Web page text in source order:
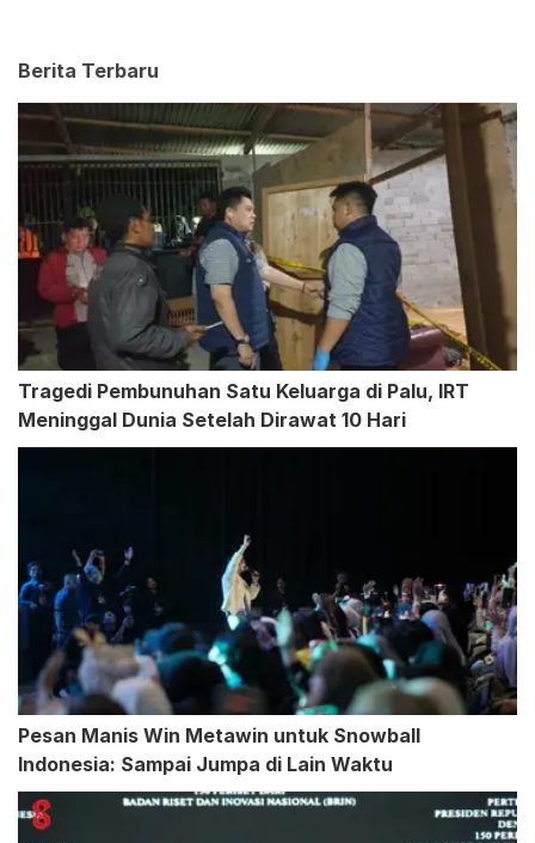
Berita Terbaru
Tragedi Pembunuhan Satu Keluarga di Palu, IRT
Meninggal Dunia Setelah Dirawat 10 Hari
Pesan Manis Win Metawin untuk Snowball
Indonesia: Sampai Jumpa di Lain Waktu